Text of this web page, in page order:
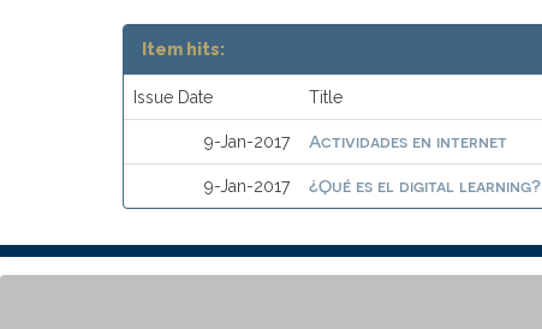
Item hits:
Issue Date Title
9-Jan-2017 Actividades en internet
9-Jan-2017 ¿Qué es el digital learning?